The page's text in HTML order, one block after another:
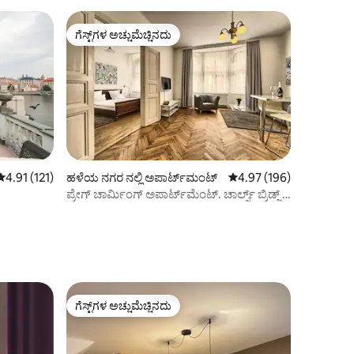
ರಲ್ಲಿ 4.91 ಸರಾಸರಿ ರೇಟಿಂಗ್, 121 ವಿಮರ್ಶೆಗಳು
4.91 (121)
ಗೆಸ್ಟ್‌ಗಳ ಅಚ್ಚುಮೆಚ್ಚಿನದು
ಗೆಸ್ಟ್‌ಗಳ ಅಚ್ಚುಮೆಚ್ಚಿನದು
ಹಳೆಯ ನಗರ ನಲ್ಲಿ ಅಪಾರ್ಟ್‌ಮಂಟ್ 5 ರಲ್ಲಿ 4.97 ಸರಾಸರಿ
4.97 (196)
ಪ್ರೇಗ್ ಚಾರ್ಮಿಂಗ್ ಅಪಾರ್ಟ್‌ಮೆಂಟ್. ಚಾರ್ಲ್ಸ್ ಬ್ರಿಡ್ಜ್ 7
ಗೆಸ್ಟ್‌ಗಳ ಅಚ್ಚುಮೆಚ್ಚಿನದು
ಗೆಸ್ಟ್‌ಗಳ ಅಚ್ಚುಮೆಚ್ಚಿನದು